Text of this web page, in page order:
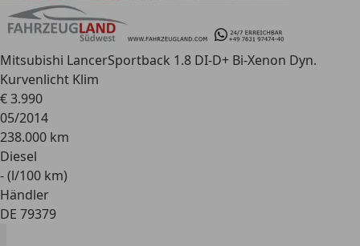
Mitsubishi LancerSportback 1.8 DI-D+ Bi-Xenon Dyn.
Kurvenlicht Klim
€ 3.990
05/2014
238.000 km
Diesel
- (l/100 km)
Händler
DE 79379